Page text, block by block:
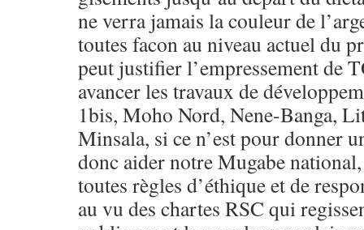
ne verra jamais la couleur de
toutes facon au niveau actuel du
peut justifier l’empressement de
avancer les travaux de
1bis, Moho Nord, Nene-Banga,
Minsala, si ce n’est pour donner
donc aider notre Mugabe
toutes règles d’éthique et de
au vu des chartes RSC qui